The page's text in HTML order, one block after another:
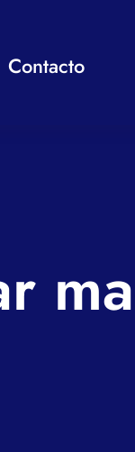
Contacto